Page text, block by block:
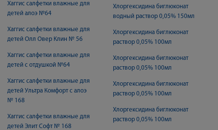
Хаггис салфетки влажные для
детей алоэ №64
Хаггис салфетки влажные для
детей Олл Овер Клин № 56
Хаггис салфетки влажные для
детей с отдушкой №64
Хаггис салфетки влажные для
детей Ультра Комфорт с алоэ
№ 168
Хаггис салфетки влажные для
детей Элит Софт № 168
Хлоргексидина биглюконат
водный раствор 0,05% 150мл
Хлоргексидина биглюконат
раствор 0,05% 100мл
Хлоргексидина биглюконат
раствор 0,05% 100мл
Хлоргексидина биглюконат
раствор 0,05% 100мл
Хлоргексидина биглюконат
раствор 0,05% 100мл